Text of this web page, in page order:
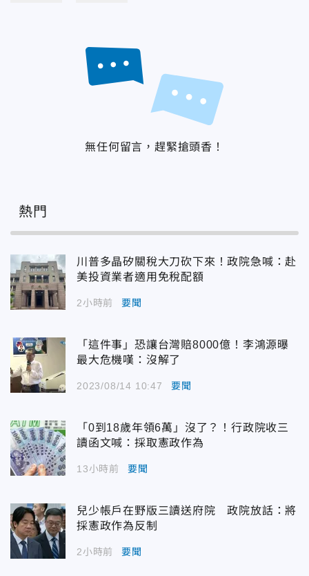
無任何留言，趕緊搶頭香！
熱門
川普多晶矽關稅大刀砍下來！政院急喊：赴
美投資業者適用免稅配額
2小時前 要聞
「這件事」恐讓台灣賠8000億！李鴻源曝
最大危機嘆：沒解了
2023/08/14 10:47 要聞
「0到18歲年領6萬」沒了？！行政院收三
讀函文喊：採取憲政作為
13小時前 要聞
兒少帳戶在野版三讀送府院 政院放話：將
採憲政作為反制
2小時前 要聞